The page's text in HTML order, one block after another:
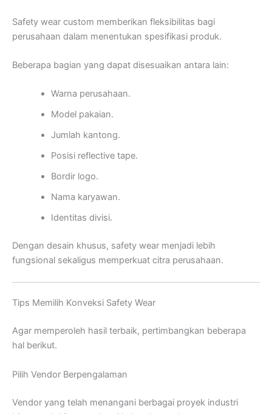
Safety wear custom memberikan fleksibilitas bagi
perusahaan dalam menentukan spesifikasi produk.
Beberapa bagian yang dapat disesuaikan antara lain:
Warna perusahaan.
Model pakaian.
Jumlah kantong.
Posisi reflective tape.
Bordir logo.
Nama karyawan.
Identitas divisi.
Dengan desain khusus, safety wear menjadi lebih
fungsional sekaligus memperkuat citra perusahaan.
Tips Memilih Konveksi Safety Wear
Agar memperoleh hasil terbaik, pertimbangkan beberapa
hal berikut.
Pilih Vendor Berpengalaman
Vendor yang telah menangani berbagai proyek industri